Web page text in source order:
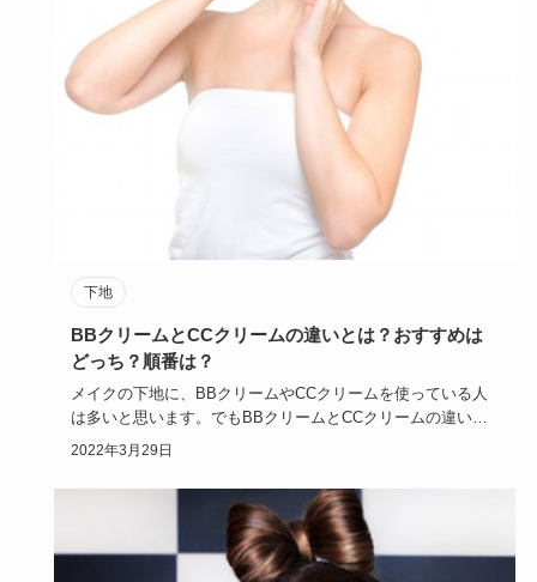
下地
BBクリームとCCクリームの違いとは？おすすめは
どっち？順番は？
メイクの下地に、BBクリームやCCクリームを使っている人
は多いと思います。でもBBクリームとCCクリームの違いを
詳しく知っ…
2022年3月29日